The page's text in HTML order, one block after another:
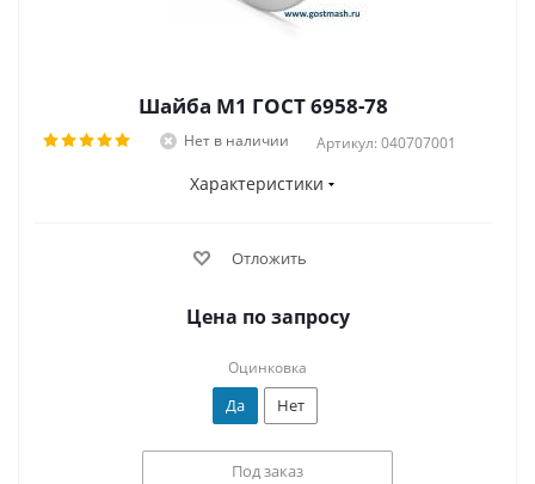
Шайба М1 ГОСТ 6958-78
Нет в наличии Артикул: 040707001
Характеристики
Отложить
Цена по запросу
Оцинковка
Да Нет
Под заказ